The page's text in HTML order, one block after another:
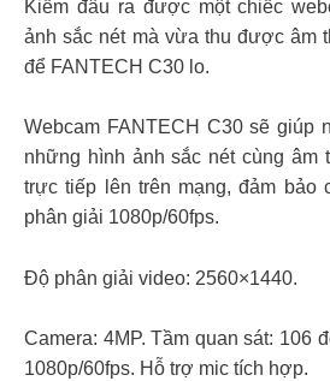
Kiếm đâu ra được một chiếc
ảnh sắc nét mà vừa thu được âm
để FANTECH C30 lo.
Webcam FANTECH C30 sẽ giúp
những hình ảnh sắc nét cùng âm
trực tiếp lên trên mạng, đảm
phân giải 1080p/60fps.
Độ phân giải video: 2560×1440.
Camera: 4MP. Tầm quan sát: 106
1080p/60fps. Hỗ trợ mic tích hợp.